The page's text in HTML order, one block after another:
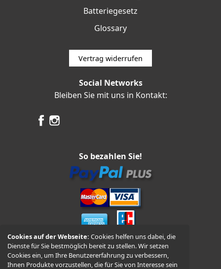
Cookies auf der Webseite:Cookies helfen uns dabei, die
Dienste für Sie bestmöglich bereit zu stellen. Wir setzen
Cookies ein, um Ihre Benutzererfahrung zu verbessern,
Ihnen Produkte vorzustellen, die für Sie von Interesse sein
Batteriegesetz
Glossary
Vertrag widerrufen
Social Networks
Bleiben Sie mit uns in Kontakt:
So bezahlen Sie!
Vorkasse und Nachnahme